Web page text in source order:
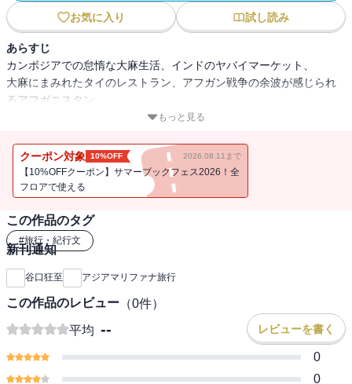
お気に入り 試し読み
あらすじ
カンボジアでの怠惰な大麻生活、インドのヤバイマーケット、
大麻にまみれたタイのレストラン、アフガン戦争の余波が感じられ
るアフガニスタン、
大麻の名産地ラオス、旅行者たちの楽園パキスタン、そして超親日
アジア８ヶ国を巡る、吸いまくり紀行18編！
もっと見る
クーポン対象 10%OFF 2026.08.11まで
【10%OFFクーポン】サマーブックフェス2026！全
フロアで使える
この作品のタグ
#旅行・紀行文
新刊通知
谷口狂至 アジアマリファナ旅行
この作品のレビュー （0件）
平均 -- レビューを書く
0
0